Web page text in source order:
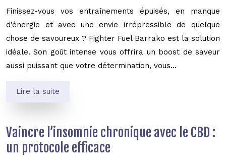
Finissez-vous vos entraînements épuisés, en manque
d’énergie et avec une envie irrépressible de quelque
chose de savoureux ? Fighter Fuel Barrako est la solution
idéale. Son goût intense vous offrira un boost de saveur
aussi puissant que votre détermination, vous…
Lire la suite
Vaincre l’insomnie chronique avec le CBD :
un protocole efficace